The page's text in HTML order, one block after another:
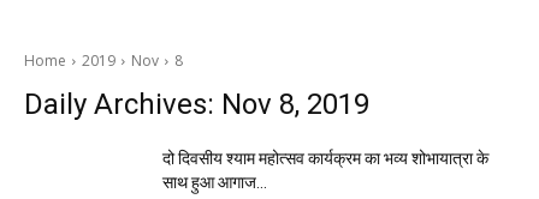
Home 2019 Nov 8
Daily Archives: Nov 8, 2019
दो दिवसीय श्याम महोत्सव कार्यक्रम का भव्य शोभायात्रा के
साथ हुआ आगाज…